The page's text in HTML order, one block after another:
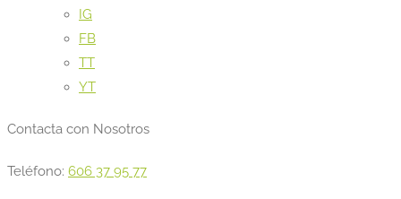
IG
FB
TT
YT
Contacta con Nosotros
Teléfono: 606 37 95 77